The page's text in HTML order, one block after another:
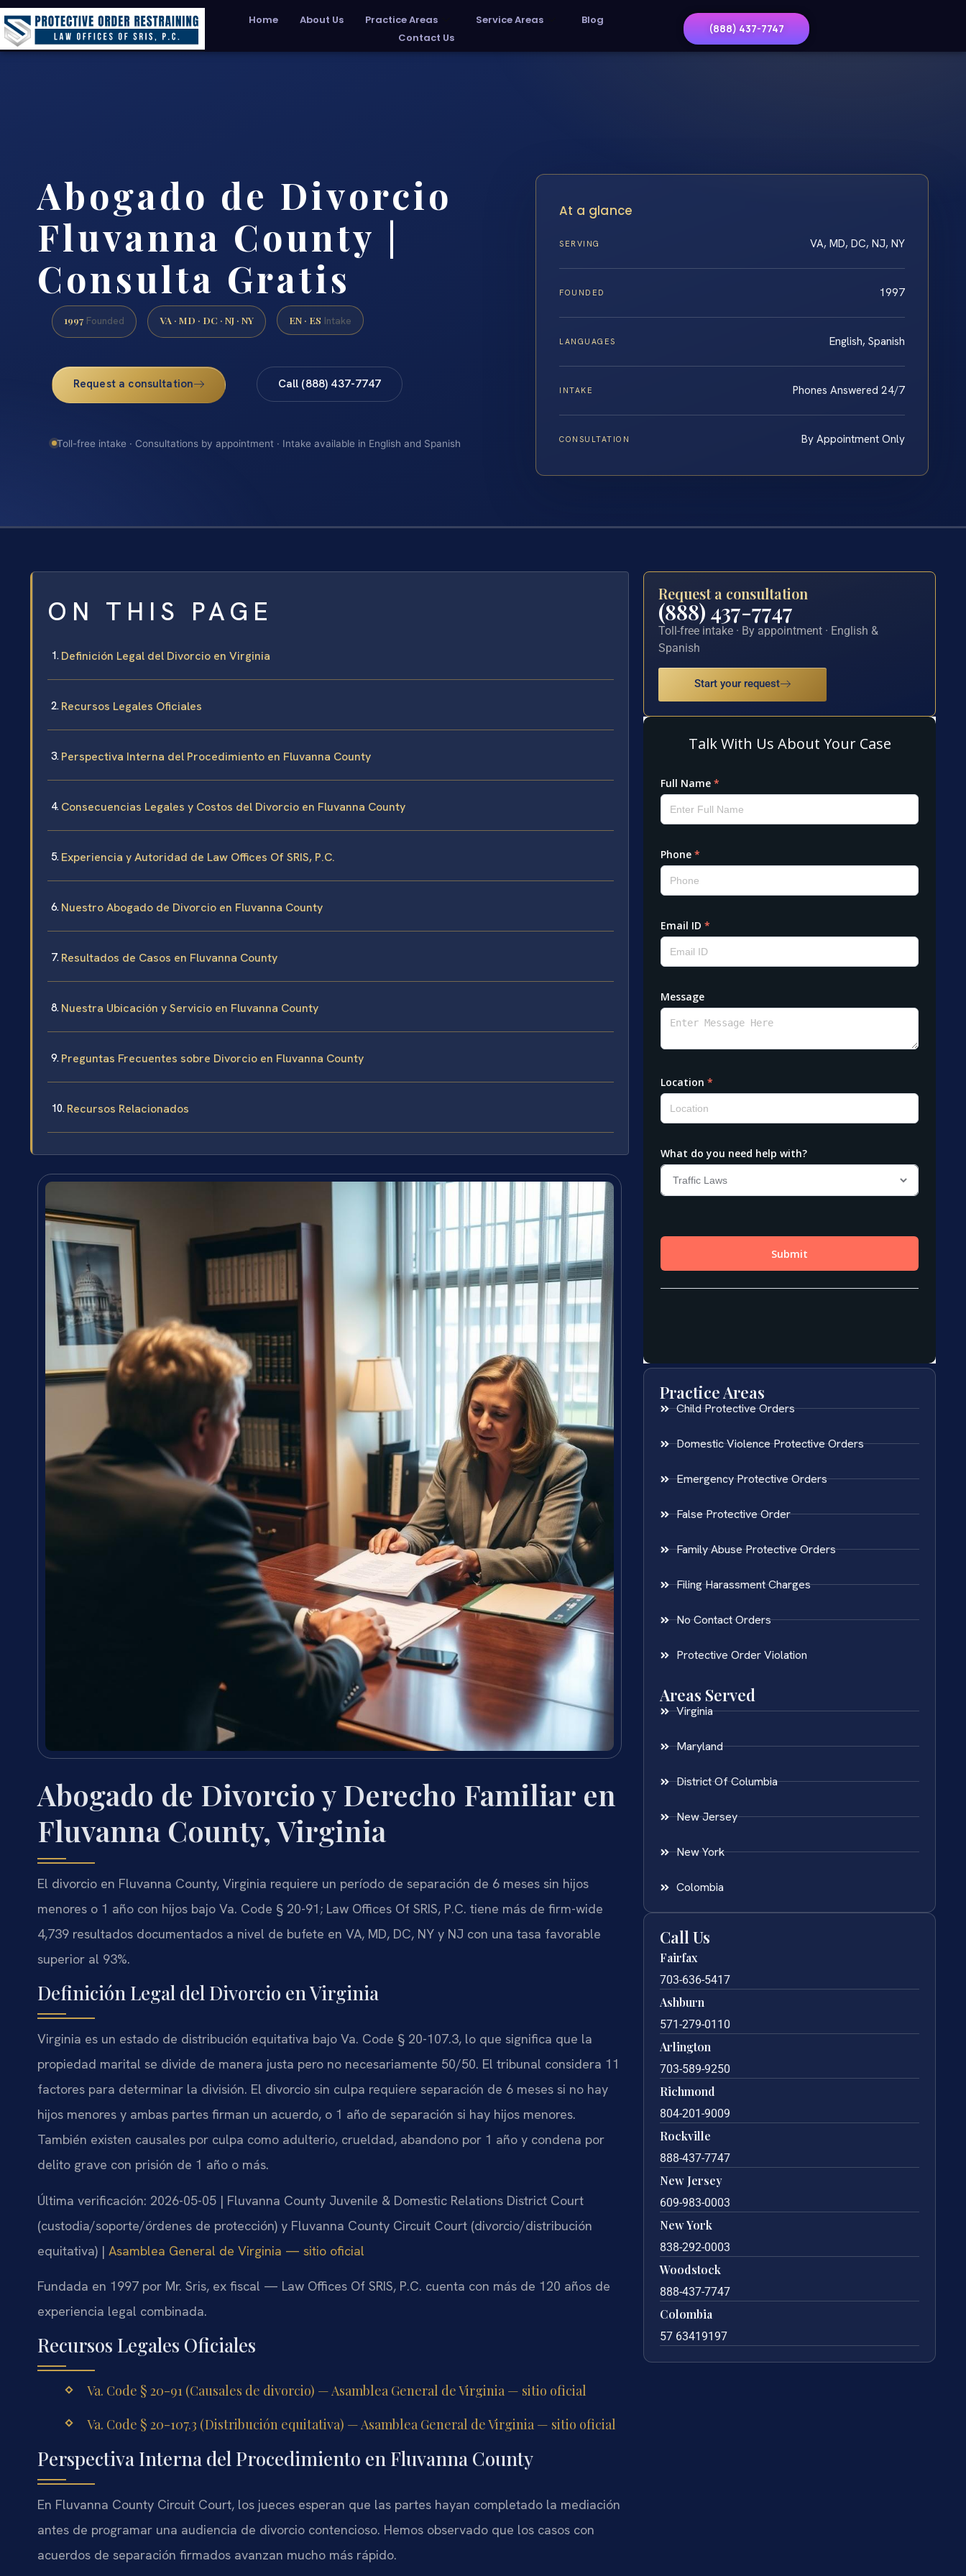
Home About Us Practice Areas Service Areas
Blog
Contact Us
(888) 437-7747
Abogado de Divorcio
Fluvanna County |
Consulta Gratis
1997 Founded VA · MD · DC · NJ · NY EN · ES Intake
Request a consultation Call (888) 437-7747
Toll-free intake · Consultations by appointment · Intake available in English and Spanish
At a glance
SERVING VA, MD, DC, NJ, NY
FOUNDED 1997
LANGUAGES English, Spanish
INTAKE Phones Answered 24/7
CONSULTATION By Appointment Only
ON THIS PAGE
Definición Legal del Divorcio en Virginia
Recursos Legales Oficiales
Perspectiva Interna del Procedimiento en Fluvanna County
Consecuencias Legales y Costos del Divorcio en Fluvanna County
Experiencia y Autoridad de Law Offices Of SRIS, P.C.
Nuestro Abogado de Divorcio en Fluvanna County
Resultados de Casos en Fluvanna County
Nuestra Ubicación y Servicio en Fluvanna County
Preguntas Frecuentes sobre Divorcio en Fluvanna County
Recursos Relacionados
Abogado de Divorcio y Derecho Familiar en
Fluvanna County, Virginia
El divorcio en Fluvanna County, Virginia requiere un período de separación de 6 meses sin hijos
menores o 1 año con hijos bajo Va. Code § 20-91; Law Offices Of SRIS, P.C. tiene más de firm-wide
4,739 resultados documentados a nivel de bufete en VA, MD, DC, NY y NJ con una tasa favorable
superior al 93%.
Definición Legal del Divorcio en Virginia
Virginia es un estado de distribución equitativa bajo Va. Code § 20-107.3, lo que significa que la
propiedad marital se divide de manera justa pero no necesariamente 50/50. El tribunal considera 11
factores para determinar la división. El divorcio sin culpa requiere separación de 6 meses si no hay
hijos menores y ambas partes firman un acuerdo, o 1 año de separación si hay hijos menores.
También existen causales por culpa como adulterio, crueldad, abandono por 1 año y condena por
delito grave con prisión de 1 año o más.
Última verificación: 2026-05-05 | Fluvanna County Juvenile & Domestic Relations District Court
(custodia/soporte/órdenes de protección) y Fluvanna County Circuit Court (divorcio/distribución
equitativa) | Asamblea General de Virginia — sitio oficial
Fundada en 1997 por Mr. Sris, ex fiscal — Law Offices Of SRIS, P.C. cuenta con más de 120 años de
experiencia legal combinada.
Recursos Legales Oficiales
Va. Code § 20-91 (Causales de divorcio) — Asamblea General de Virginia — sitio oficial
Va. Code § 20-107.3 (Distribución equitativa) — Asamblea General de Virginia — sitio oficial
Perspectiva Interna del Procedimiento en Fluvanna County
En Fluvanna County Circuit Court, los jueces esperan que las partes hayan completado la mediación
antes de programar una audiencia de divorcio contencioso. Hemos observado que los casos con
acuerdos de separación firmados avanzan mucho más rápido.
Request a consultation
(888) 437-7747
Toll-free intake · By appointment · English &
Spanish
Start your request
Practice Areas
Child Protective Orders
Domestic Violence Protective Orders
Emergency Protective Orders
False Protective Order
Family Abuse Protective Orders
Filing Harassment Charges
No Contact Orders
Protective Order Violation
Areas Served
Virginia
Maryland
District Of Columbia
New Jersey
New York
Colombia
Call Us
Fairfax
703-636-5417
Ashburn
571-279-0110
Arlington
703-589-9250
Richmond
804-201-9009
Rockville
888-437-7747
New Jersey
609-983-0003
New York
838-292-0003
Woodstock
888-437-7747
Colombia
57 63419197